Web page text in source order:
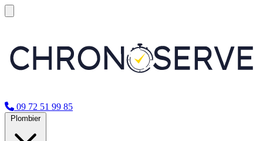
09 72 51 99 85
Plombier